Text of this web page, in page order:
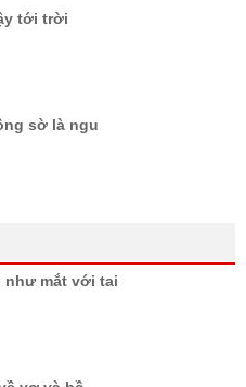
tới trời
sờ là ngu
như mắt với tai